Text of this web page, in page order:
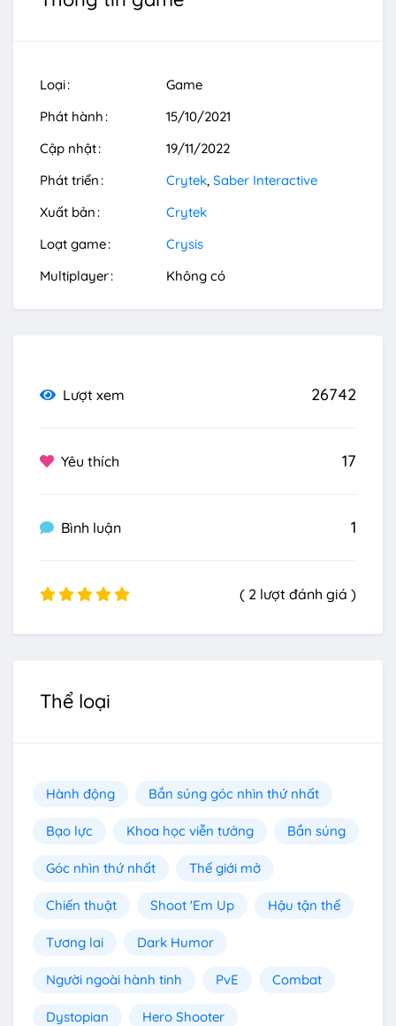
Loại
Game
Phát hành
15/10/2021
Cập nhật
19/11/2022
Phát triển
Crytek Saber Interactive
Xuất bản
Crytek
Loạt game
Crysis
Multiplayer
Không có
Lượt xem 26742
Yêu thích 17
Bình luận 1
( 2 lượt đánh giá )
Thể loại
Hành động Bắn súng góc nhìn thứ nhất
Bạo lực Khoa học viễn tưởng Bắn súng
Góc nhìn thứ nhất Thế giới mở
Chiến thuật Shoot 'Em Up Hậu tận thế
Tương lai Dark Humor
Người ngoài hành tinh PvE Combat
Dystopian Hero Shooter